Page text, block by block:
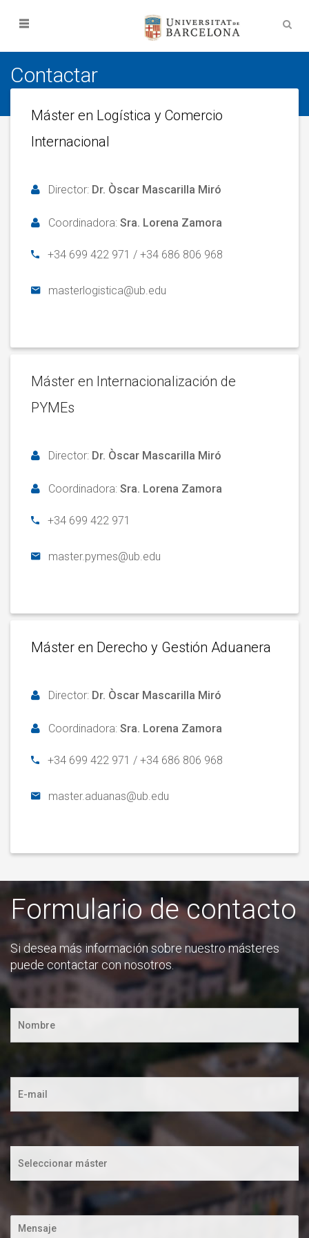
Contactar
Máster en Logística y Comercio
Internacional
Director: Dr. Òscar Mascarilla Miró
Coordinadora: Sra. Lorena Zamora
+34 699 422 971 / +34 686 806 968
masterlogistica@ub.edu
Máster en Internacionalización de
PYMEs
Director: Dr. Òscar Mascarilla Miró
Coordinadora: Sra. Lorena Zamora
+34 699 422 971
master.pymes@ub.edu
Máster en Derecho y Gestión Aduanera
Director: Dr. Òscar Mascarilla Miró
Coordinadora: Sra. Lorena Zamora
+34 699 422 971 / +34 686 806 968
master.aduanas@ub.edu
Formulario de contacto
Si desea más información sobre nuestro másteres
puede contactar con nosotros.